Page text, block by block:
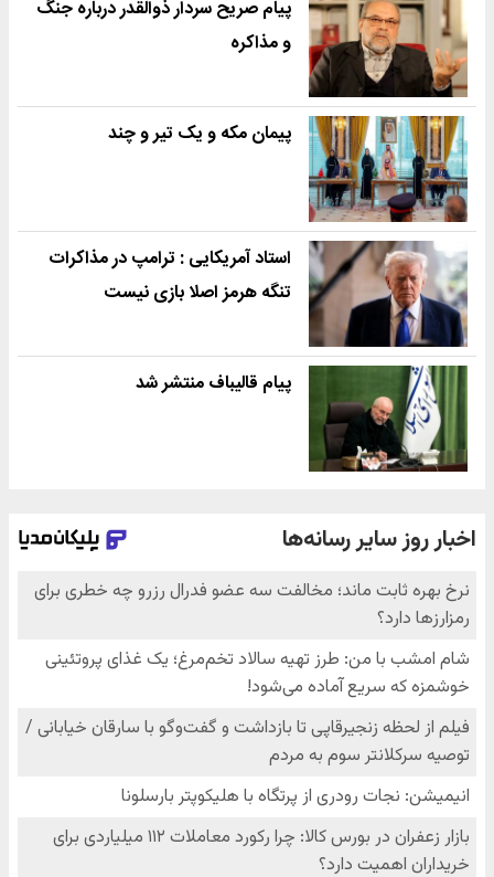
پیام صریح سردار ذوالقدر درباره جنگ
و مذاکره
پیمان مکه و یک تیر و چند
استاد آمریکایی : ترامپ در مذاکرات
تنگه هرمز اصلا بازی نیست
پیام قالیباف منتشر شد